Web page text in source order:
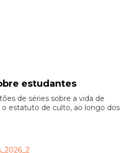
estudantes
de séries sobre a vida de
estatuto de culto, ao longo dos